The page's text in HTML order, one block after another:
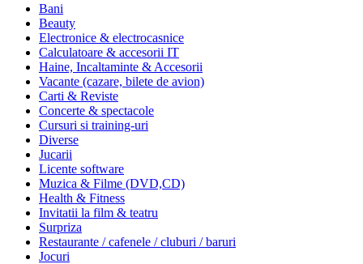
Bani
Beauty
Electronice & electrocasnice
Calculatoare & accesorii IT
Haine, Incaltaminte & Accesorii
Vacante (cazare, bilete de avion)
Carti & Reviste
Concerte & spectacole
Cursuri si training-uri
Diverse
Jucarii
Licente software
Muzica & Filme (DVD,CD)
Health & Fitness
Invitatii la film & teatru
Surpriza
Restaurante / cafenele / cluburi / baruri
Jocuri